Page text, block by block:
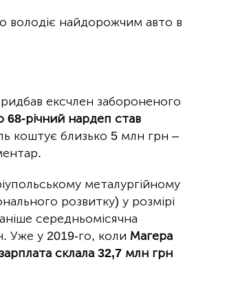
володіє найдорожчим авто в
ексчлен забороненого
68-річний нардеп став
коштує близько 5 млн грн –
металургійному
розвитку) у розмірі
середньомісячна
Уже у 2019-го, коли Магера
склала 32,7 млн грн